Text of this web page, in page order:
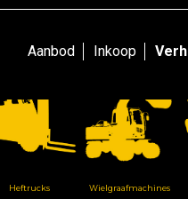
Aanbod Inkoop
Ontdek onze
Heftrucks Wielgraafmachines